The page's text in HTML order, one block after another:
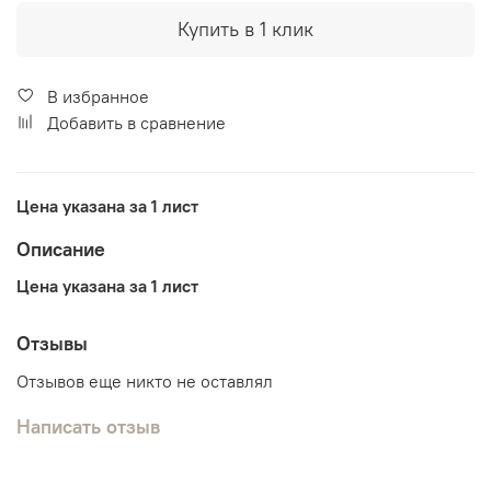
Купить в 1 клик
В избранное
Добавить в сравнение
Цена указана за 1 лист
Описание
Цена указана за 1 лист
Отзывы
Отзывов еще никто не оставлял
Написать отзыв